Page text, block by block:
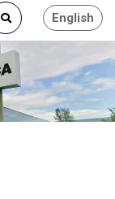
English